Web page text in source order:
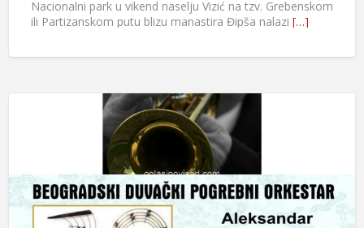
Nacionalni park u vikend naselju Vizić na tzv. Grebenskom
ili Partizanskom putu blizu manastira Đipša nalazi […]